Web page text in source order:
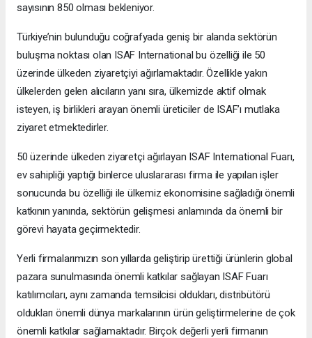
sayısının 850 olması bekleniyor.
Türkiye’nin bulunduğu coğrafyada geniş bir alanda sektörün
buluşma noktası olan ISAF International bu özelliği ile 50
üzerinde ülkeden ziyaretçiyi ağırlamaktadır. Özellikle yakın
ülkelerden gelen alıcıların yanı sıra, ülkemizde aktif olmak
isteyen, iş birlikleri arayan önemli üreticiler de ISAF’ı mutlaka
ziyaret etmektedirler.
50 üzerinde ülkeden ziyaretçi ağırlayan ISAF International Fuarı,
ev sahipliği yaptığı binlerce uluslararası firma ile yapılan işler
sonucunda bu özelliği ile ülkemiz ekonomisine sağladığı önemli
katkının yanında, sektörün gelişmesi anlamında da önemli bir
görevi hayata geçirmektedir.
Yerli firmalarımızın son yıllarda geliştirip ürettiği ürünlerin global
pazara sunulmasında önemli katkılar sağlayan ISAF Fuarı
katılımcıları, aynı zamanda temsilcisi oldukları, distribütörü
oldukları önemli dünya markalarının ürün geliştirmelerine de çok
önemli katkılar sağlamaktadır. Birçok değerli yerli firmanın